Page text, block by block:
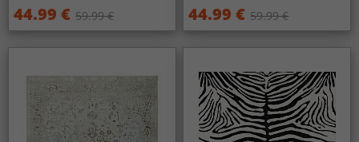
44.99 € 59.99 € 44.99 € 59.99 €